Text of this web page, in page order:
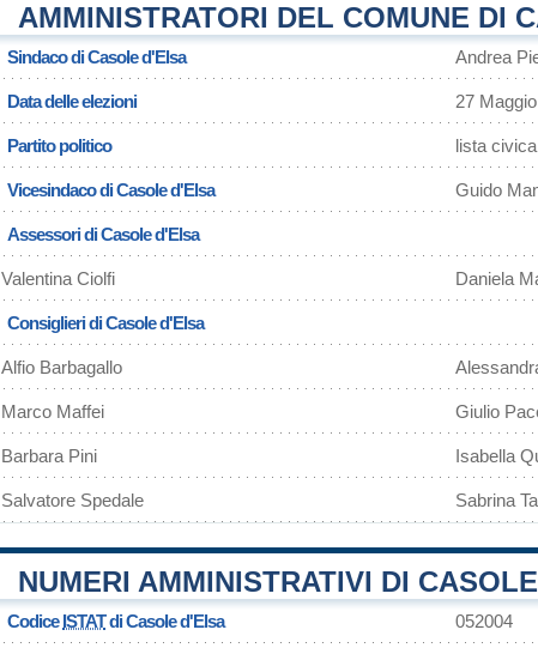
AMMINISTRATORI DEL COMUNE DI
Sindaco di Casole d'Elsa Andrea
Data delle elezioni 27
Partito politico lista
Vicesindaco di Casole d'Elsa Guido
Assessori di Casole d'Elsa
Valentina Ciolfi Daniela
Consiglieri di Casole d'Elsa
Alfio Barbagallo
Marco Maffei Giulio
Barbara Pini Isabella
Salvatore Spedale Sabrina
NUMERI AMMINISTRATIVI DI
CodiceISTATdi Casole d'Elsa 052004